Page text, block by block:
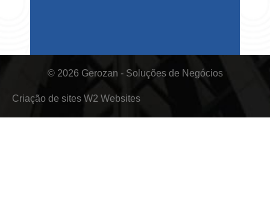
© 2026 Gerozan - Soluções de Negócios
Criação de sites W2 Websites